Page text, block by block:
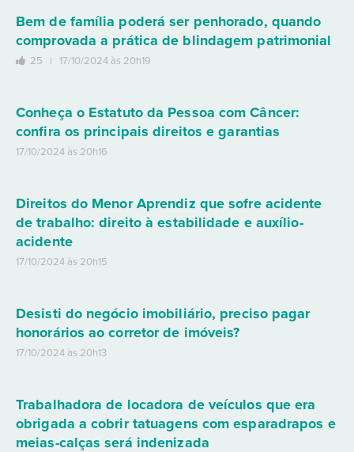
Bem de família poderá ser penhorado, quando
comprovada a prática de blindagem patrimonial
25 | 17/10/2024 às 20h19
Conheça o Estatuto da Pessoa com Câncer:
confira os principais direitos e garantias
17/10/2024 às 20h16
Direitos do Menor Aprendiz que sofre acidente
de trabalho: direito à estabilidade e auxílio-
acidente
17/10/2024 às 20h15
Desisti do negócio imobiliário, preciso pagar
honorários ao corretor de imóveis?
17/10/2024 às 20h13
Trabalhadora de locadora de veículos que era
obrigada a cobrir tatuagens com esparadrapos e
meias-calças será indenizada